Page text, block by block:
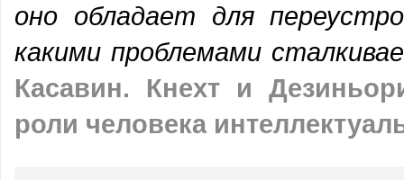
оно обладает для
какими проблемами
Касавин.
Кнехт и
роли человека